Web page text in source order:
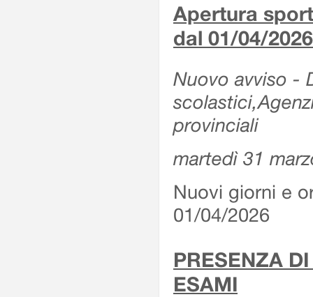
Apertura
dal 01/04/2026
Nuovo avviso -
provinciali
martedì 31
Nuovi giorni e
01/04/2026
PRESENZA
ESAMI